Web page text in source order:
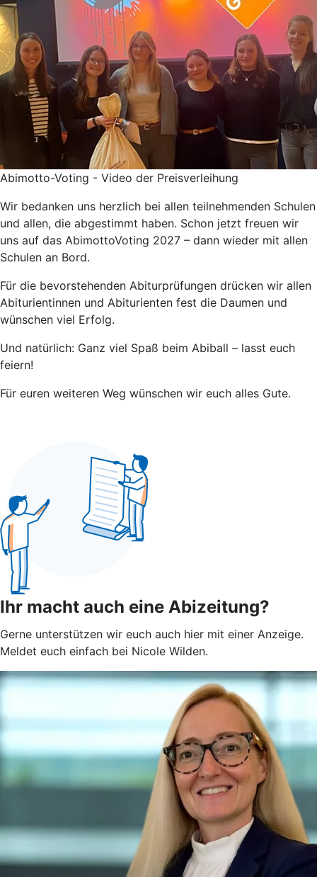
Abimotto-Voting - Video der Preisverleihung
Wir bedanken uns herzlich bei allen teilnehmenden Schulen
und allen, die abgestimmt haben. Schon jetzt freuen wir
uns auf das AbimottoVoting 2027 – dann wieder mit allen
Schulen an Bord.
Für die bevorstehenden Abiturprüfungen drücken wir allen
Abiturientinnen und Abiturienten fest die Daumen und
wünschen viel Erfolg.
Und natürlich: Ganz viel Spaß beim Abiball – lasst euch
feiern!
Für euren weiteren Weg wünschen wir euch alles Gute.
Ihr macht auch eine Abizeitung?
Gerne unterstützen wir euch auch hier mit einer Anzeige.
Meldet euch einfach bei Nicole Wilden.